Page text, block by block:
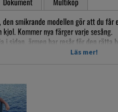
den smikrande modellen gör att du
Kommer nya färger varje sesång.
i sidan. ärmen har resår för den rätta
Läs mer!